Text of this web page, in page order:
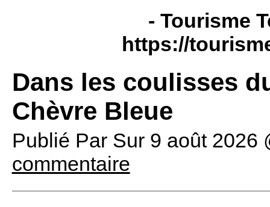
- Tourisme
https://
Dans les coulisses
Chèvre Bleue
Publié Par Sur 9 août 2026
commentaire